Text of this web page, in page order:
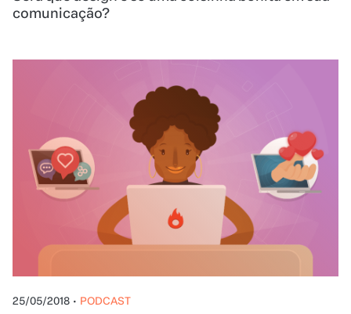
comunicação?
25/05/2018 • PODCAST